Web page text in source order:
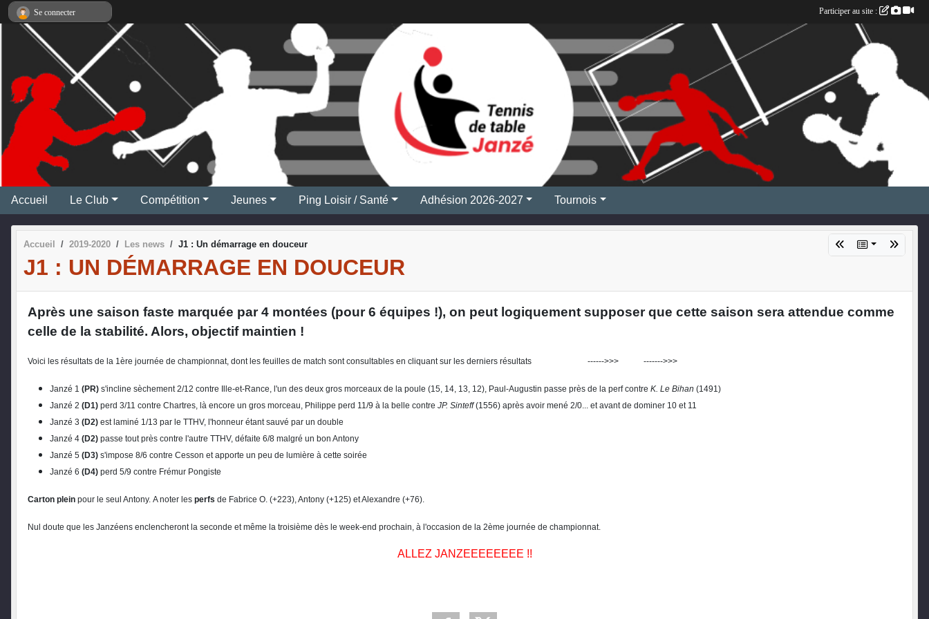
Accueil Le Club Compétition Jeunes Ping Loisir / Santé Adhésion 2026-2027 Tournois
Accueil 2019-2020 Les news J1 : Un démarrage en douceur
J1 : UN DÉMARRAGE EN DOUCEUR
Après une saison faste marquée par 4 montées (pour 6 équipes !), on peut logiquement supposer que cette saison sera attendue comme
celle de la stabilité. Alors, objectif maintien !
Voici les résultats de la 1ère journée de championnat, dont les feuilles de match sont consultables en cliquant sur les derniers résultats ------>>> ------->>>
Janzé 1 (PR) s'incline sèchement 2/12 contre Ille-et-Rance, l'un des deux gros morceaux de la poule (15, 14, 13, 12), Paul-Augustin passe près de la perf contre K. Le Bihan (1491)
Janzé 2 (D1) perd 3/11 contre Chartres, là encore un gros morceau, Philippe perd 11/9 à la belle contre JP. Sinteff(1556) après avoir mené 2/0... et avant de dominer 10 et 11
Janzé 3 (D2) est laminé 1/13 par le TTHV, l'honneur étant sauvé par un double
Janzé 4 (D2) passe tout près contre l'autre TTHV, défaite 6/8 malgré un bon Antony
Janzé 5 (D3) s'impose 8/6 contre Cesson et apporte un peu de lumière à cette soirée
Janzé 6 (D4) perd 5/9 contre Frémur Pongiste
Carton plein pour le seul Antony. A noter les perfs de Fabrice O. (+223), Antony (+125) et Alexandre (+76).
Nul doute que les Janzéens enclencheront la seconde et même la troisième dès le week-end prochain, à l'occasion de la 2ème journée de championnat.
ALLEZ JANZEEEEEEEE !!
Se connecter Participer au site :
Panneau de gestion des cookies